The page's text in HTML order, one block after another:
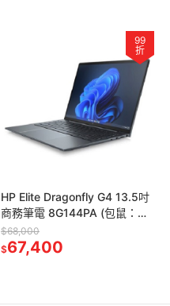
99
折
HP Elite Dragonfly G4 13.5吋
商務筆電 8G144PA (包鼠：
1E7D6UT、7M1D5A)
$68,000
$67,400